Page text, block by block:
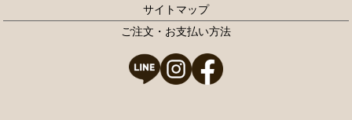
サイトマップ
ご注文・お支払い方法